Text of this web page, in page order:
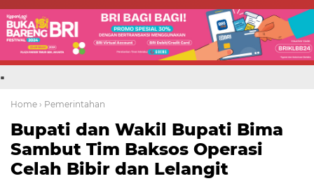
.
Home › Pemerintahan
Bupati dan Wakil Bupati Bima
Sambut Tim Baksos Operasi
Celah Bibir dan Lelangit